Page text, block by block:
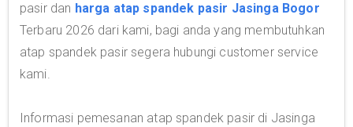
pasir dan harga atap spandek pasir Jasinga Bogor
Terbaru 2026 dari kami, bagi anda yang membutuhkan
atap spandek pasir segera hubungi customer service
kami.
Informasi pemesanan atap spandek pasir di Jasinga